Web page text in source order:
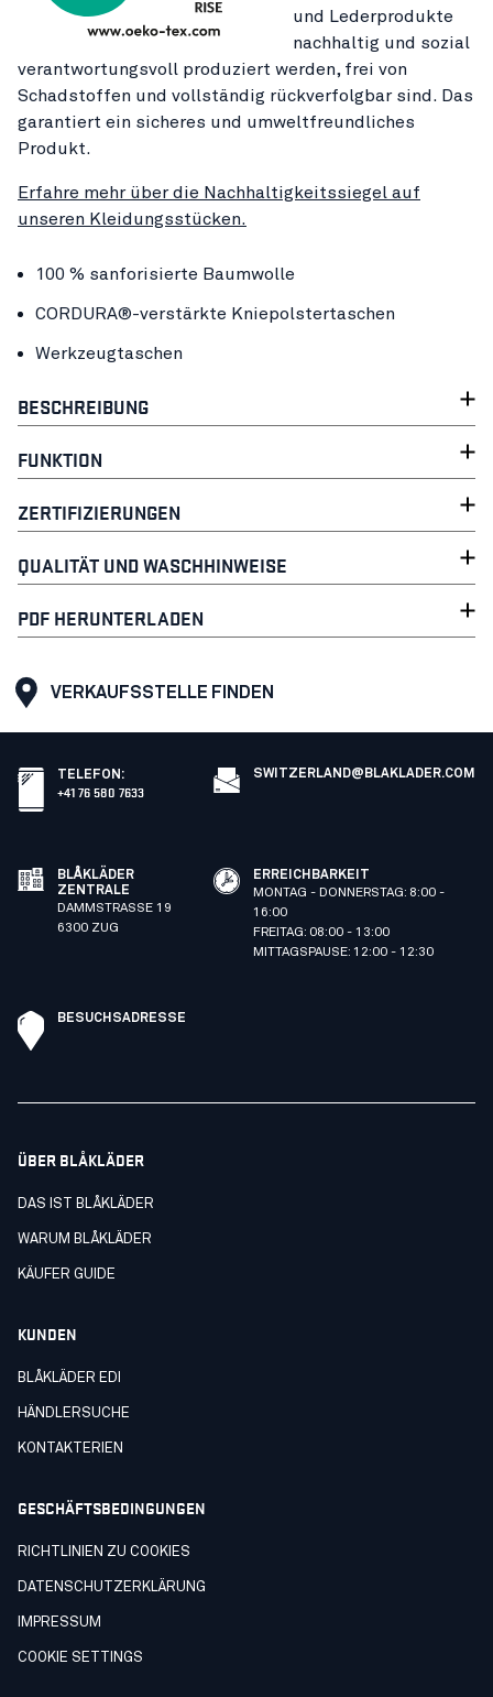
und Lederprodukte
nachhaltig und sozial
verantwortungsvoll produziert werden, frei von
Schadstoffen und vollständig rückverfolgbar sind. Das
garantiert ein sicheres und umweltfreundliches
Produkt.
Erfahre mehr über die Nachhaltigkeitssiegel auf
unseren Kleidungsstücken.
100 % sanforisierte Baumwolle
CORDURA®-verstärkte Kniepolstertaschen
Werkzeugtaschen
BESCHREIBUNG
FUNKTION
ZERTIFIZIERUNGEN
QUALITÄT UND WASCHHINWEISE
PDF HERUNTERLADEN
VERKAUFSSTELLE FINDEN
TELEFON :
+41 76 580 7633
SWITZERLAND@BLAKLADER.COM
BLÅKLÄDER
ZENTRALE
DAMMSTRASSE 19
6300 ZUG
ERREICHBARKEIT
MONTAG - DONNERSTAG: 8:00 -
16:00
FREITAG: 08:00 - 13:00
MITTAGSPAUSE: 12:00 - 12:30
BESUCHSADRESSE
ÜBER BLÅKLÄDER
DAS IST BLÅKLÄDER
WARUM BLÅKLÄDER
KÄUFER GUIDE
KUNDEN
BLÅKLÄDER EDI
HÄNDLERSUCHE
KONTAKTERIEN
GESCHÄFTSBEDINGUNGEN
RICHTLINIEN ZU COOKIES
DATENSCHUTZERKLÄRUNG
IMPRESSUM
COOKIE SETTINGS